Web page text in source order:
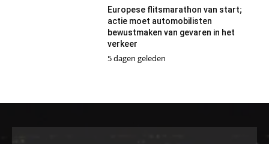
Europese flitsmarathon van start;
actie moet automobilisten
bewustmaken van gevaren in het
verkeer
5 dagen geleden